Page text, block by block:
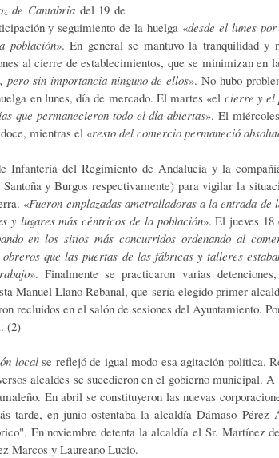
de Cantabria del 19 de
y seguimiento de la huelga «desde el lunes
población». En general se mantuvo la tranquilidad y
al cierre de establecimientos, que se minimizan en
pero sin importancia ninguno de ellos». No hubo
en lunes, día de mercado. El martes «el cierre y el
que permanecieron todo el día abiertas». El
mientras el «resto del comercio permaneció
Infantería del Regimiento de Andalucía y la
y Burgos respectivamente) para vigilar la
«Fueron emplazadas ametralladoras a la entrada
y lugares más céntricos de la población». El jueves 18
en los sitios más concurridos ordenando al
que las puertas de las fábricas y talleres
». Finalmente se practicaron varias
Manuel Llano Rebanal, que sería elegido primer
recluidos en el salón de sesiones del Ayuntamiento.
(2)
localse reflejó de igual modo esa agitación política.
alcaldes se sucedieron en el gobierno municipal.
En abril se constituyeron las nuevas
tarde, en junio ostentaba la alcaldía Dámaso Pérez
En noviembre detenta la alcaldía el Sr. Martínez
Marcos y Laureano Lucio.